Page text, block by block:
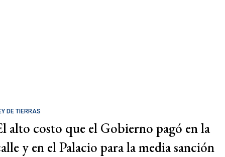
DE TIERRAS
alto costo que el Gobierno pagó en la
y en el Palacio para la media sanción